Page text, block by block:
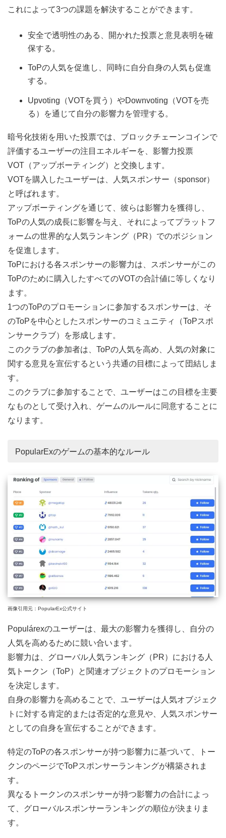
これによって3つの課題を解決することができます。
安全で透明性のある、開かれた投票と意見表明を確
保する。
ToPの人気を促進し、同時に自分自身の人気も促進
する。
Upvoting（VOTを買う）やDownvoting（VOTを売
る）を通じて自分の影響力を管理する。
暗号化技術を用いた投票では、ブロックチェーンコインで
評価するユーザーの注目エネルギーを、影響力投票
VOT（アップボーティング）と交換します。
VOTを購入したユーザーは、人気スポンサー（sponsor）
と呼ばれます。
アップボーティングを通じて、彼らは影響力を獲得し、
ToPの人気の成長に影響を与え、それによってプラットフ
ォームの世界的な人気ランキング（PR）でのポジション
を促進します。
ToPにおける各スポンサーの影響力は、スポンサーがこの
ToPのために購入したすべてのVOTの合計値に等しくなり
ます。
1つのToPのプロモーションに参加するスポンサーは、そ
のToPを中心としたスポンサーのコミュニティ（ToPスポ
ンサークラブ）を形成します。
このクラブの参加者は、ToPの人気を高め、人気の対象に
関する意見を宣伝するという共通の目標によって団結しま
す。
このクラブに参加することで、ユーザーはこの目標を主要
なものとして受け入れ、ゲームのルールに同意することに
なります。
PopularExのゲームの基本的なルール
画像引用元：PopularEx公式サイト
Populárexのユーザーは、最大の影響力を獲得し、自分の
人気を高めるために競い合います。
影響力は、グローバル人気ランキング（PR）における人
気トークン（ToP）と関連オブジェクトのプロモーション
を決定します。
自身の影響力を高めることで、ユーザーは人気オブジェク
トに対する肯定的または否定的な意見や、人気スポンサー
としての自身を宣伝することができます。
特定のToPの各スポンサーが持つ影響力に基づいて、トー
クンのページでToPスポンサーランキングが構築されま
す。
異なるトークンのスポンサーが持つ影響力の合計によっ
て、グローバルスポンサーランキングの順位が決まりま
す。